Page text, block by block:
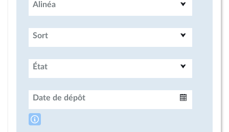
Alinéa
Sort
État
Date de dépôt